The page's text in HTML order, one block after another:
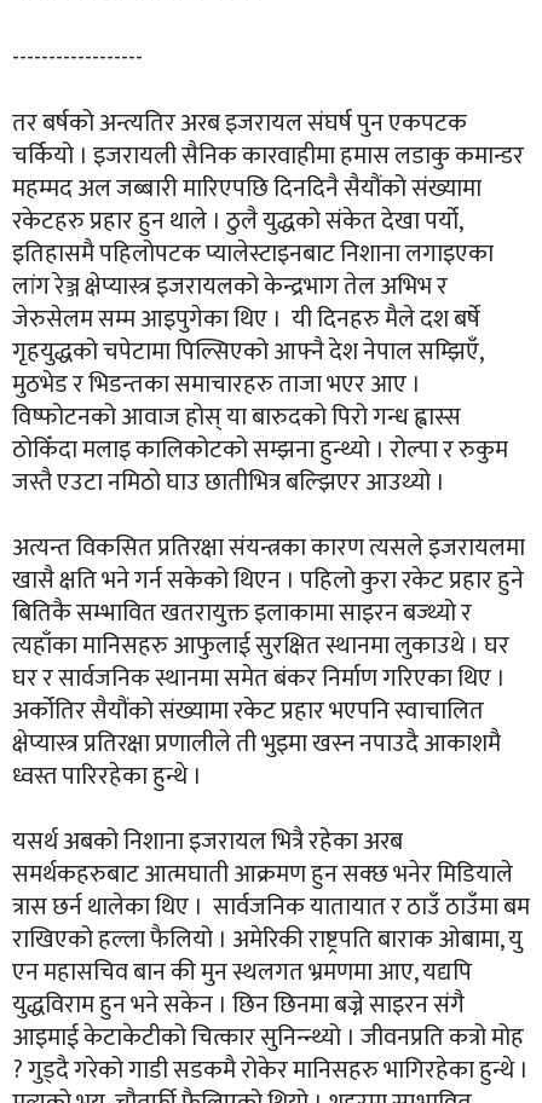
------------------
तर बर्षको अन्त्यतिर अरब इजरायल संघर्ष पुन एकपटक
चर्कियो । इजरायली सैनिक कारवाहीमा हमास लडाकु कमान्डर
महम्मद अल जब्बारी मारिएपछि दिनदिनै सैयौंको संख्यामा
रकेटहरु प्रहार हुन थाले । ठुलै युद्धको संकेत देखा पर्यो,
इतिहासमै पहिलोपटक प्यालेस्टाइनबाट निशाना लगाइएका
लांग रेञ्ज क्षेप्यास्त्र इजरायलको केन्द्रभाग तेल अभिभ र
जेरुसेलम सम्म आइपुगेका थिए । यी दिनहरु मैले दश बर्षे
गृहयुद्धको चपेटामा पिल्सिएको आफ्नै देश नेपाल सम्झिएँ,
मुठभेड र भिडन्तका समाचारहरु ताजा भएर आए ।
विष्फोटनको आवाज होस् या बारुदको पिरो गन्ध ह्वास्स
ठोकिँदा मलाइ कालिकोटको सम्झना हुन्थ्यो । रोल्पा र रुकुम
जस्तै एउटा नमिठो घाउ छातीभित्र बल्झिएर आउथ्यो ।
अत्यन्त विकसित प्रतिरक्षा संयन्त्रका कारण त्यसले इजरायलमा
खासै क्षति भने गर्न सकेको थिएन । पहिलो कुरा रकेट प्रहार हुने
बितिकै सम्भावित खतरायुक्त इलाकामा साइरन बज्थ्यो र
त्यहाँका मानिसहरु आफुलाई सुरक्षित स्थानमा लुकाउथे । घर
घर र सार्वजनिक स्थानमा समेत बंकर निर्माण गरिएका थिए ।
अर्कोतिर सैयौंको संख्यामा रकेट प्रहार भएपनि स्वाचालित
क्षेप्यास्त्र प्रतिरक्षा प्रणालीले ती भुइमा खस्न नपाउदै आकाशमै
ध्वस्त पारिरहेका हुन्थे ।
यसर्थ अबको निशाना इजरायल भित्रै रहेका अरब
समर्थकहरुबाट आत्मघाती आक्रमण हुन सक्छ भनेर मिडियाले
त्रास छर्न थालेका थिए । सार्वजनिक यातायात र ठाउँ ठाउँमा बम
राखिएको हल्ला फैलियो । अमेरिकी राष्ट्रपति बाराक ओबामा, यु
एन महासचिव बान की मुन स्थलगत भ्रमणमा आए, यद्यपि
युद्धविराम हुन भने सकेन । छिन छिनमा बज्ने साइरन संगै
आइमाई केटाकेटीको चित्कार सुनिन्न्थ्यो । जीवनप्रति कत्रो मोह
? गुड्दै गरेको गाडी सडकमै रोकेर मानिसहरु भागिरहेका हुन्थे ।